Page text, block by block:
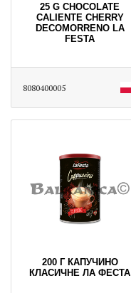
25 G CHOCOLATE
CALIENTE CHERRY
DECOMORRENO LA
FESTA
8080400005
200 Г КАПУЧИНО
КЛАСИЧНЕ ЛА ФЕСТА